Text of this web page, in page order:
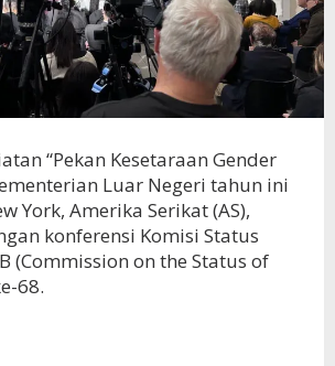
“Pekan Kesetaraan Gender
Luar Negeri tahun ini
York, Amerika Serikat (AS),
konferensi Komisi Status
(Commission on the Status of
68.